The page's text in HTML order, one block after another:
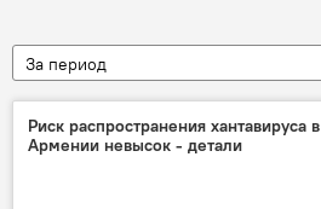
За период
Риск распространения хантавируса в
Армении невысок - детали